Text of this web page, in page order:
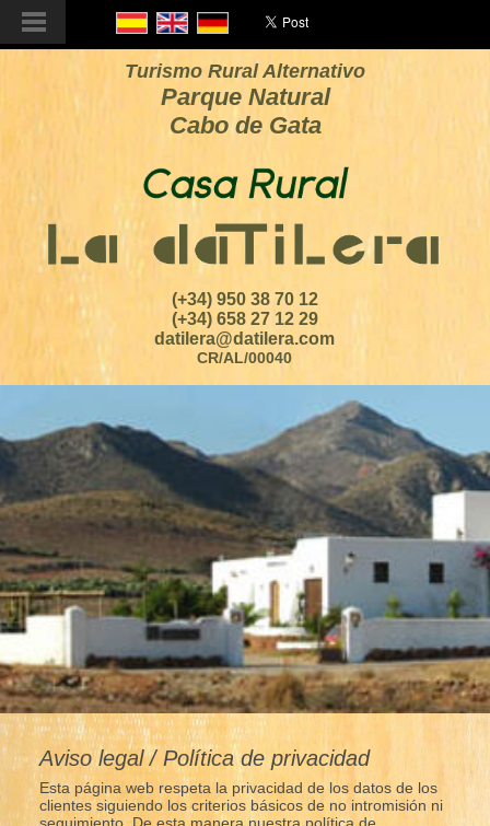
Turismo Rural Alternativo
Parque Natural
Cabo de Gata
(+34) 950 38 70 12
(+34) 658 27 12 29
datilera@datilera.com
CR/AL/00040
Aviso legal / Política de privacidad
Esta página web respeta la privacidad de los datos de los
clientes siguiendo los criterios básicos de no intromisión ni